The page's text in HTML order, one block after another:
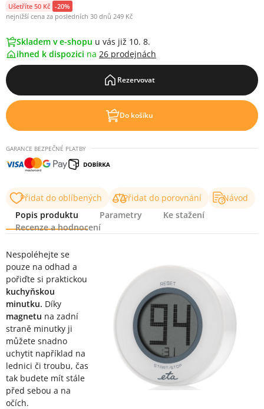
Ušetříte 50 Kč -20%
nejnižší cena za posledních 30 dnů 249 Kč
Skladem v e-shopu u vás již 10. 8.
ihned k dispozici na 26 prodejnách
Rezervovat
Do košíku
GARANCE BEZPEČNÉ PLATBY
Přidat do oblíbených Přidat do porovnání
Návod
Popis produktu
Parametry
Ke stažení
Recenze a hodnocení
Popis produktu
Nespoléhejte se
pouze na odhad a
pořiďte si praktickou
kuchyňskou
minutku. Díky
magnetu na zadní
straně minutky ji
můžete snadno
uchytit například na
lednici či troubu, čas
tak budete mít stále
před sebou a na
očích.